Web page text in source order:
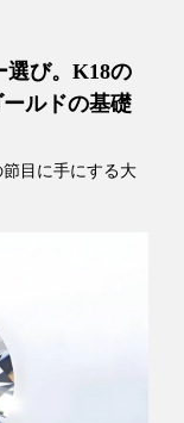
選び。K18の
ルドの基礎
目に手にする大